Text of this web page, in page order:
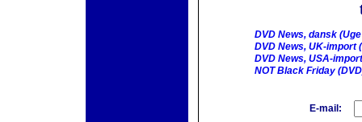
DVD News, dansk
DVD News, UK-import
DVD News, USA-
NOT Black Friday
E-mail: